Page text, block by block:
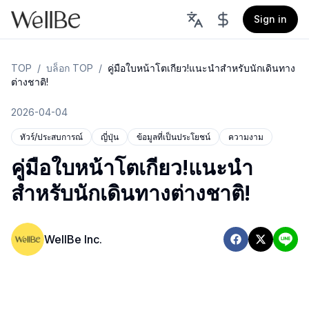
Sign in
TOP / บล็อก TOP / คู่มือใบหน้าโตเกียว!แนะนำสำหรับนักเดินทาง
ต่างชาติ!
2026-04-04
ทัวร์/ประสบการณ์ ญี่ปุ่น ข้อมูลที่เป็นประโยชน์ ความงาม
คู่มือใบหน้าโตเกียว!แนะนำ
สำหรับนักเดินทางต่างชาติ!
WellBe Inc.